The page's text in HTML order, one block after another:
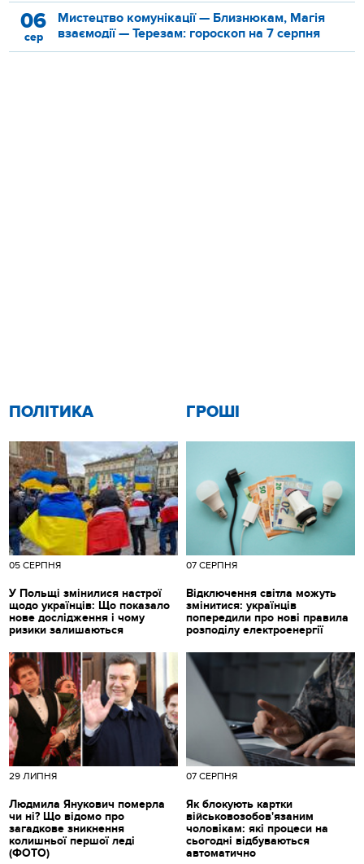
06
сер
Мистецтво комунікації — Близнюкам, Магія
взаємодії — Терезам: гороскоп на 7 серпня
ПОЛІТИКА
05 СЕРПНЯ
У Польщі змінилися настрої
щодо українців: Що показало
нове дослідження і чому
ризики залишаються
ГРОШІ
07 СЕРПНЯ
Відключення світла можуть
змінитися: українців
попередили про нові правила
розподілу електроенергії
29 ЛИПНЯ
Людмила Янукович померла
чи ні? Що відомо про
загадкове зникнення
колишньої першої леді
(ФОТО)
07 СЕРПНЯ
Як блокують картки
військовозобов'язаним
чоловікам: які процеси на
сьогодні відбуваються
автоматично